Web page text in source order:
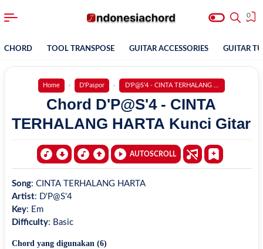
0
CHORD TOOL TRANSPOSE GUITAR ACCESSORIES GUITAR
Home D'Paspor D'P@S'4 - CINTA TERHALANG HARTA
Chord D'P@S'4 - CINTA
TERHALANG HARTA Kunci Gitar
AUTOSCROLL
Song: CINTA TERHALANG HARTA
Artist: D'P@S'4
Key: Em
Difficulty: Basic
Chord yang digunakan (6)